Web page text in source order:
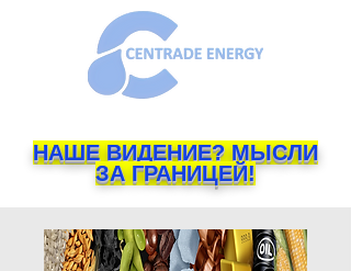
НАШЕ ВИДЕНИЕ? МЫСЛИ
ЗА ГРАНИЦЕЙ!